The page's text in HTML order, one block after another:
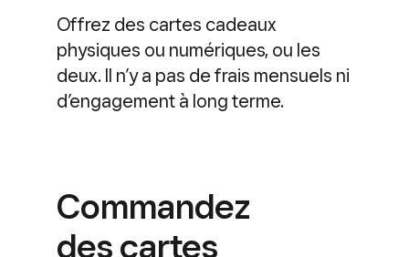
Offrez des cartes cadeaux
physiques ou numériques, ou les
deux. Il n’y a pas de frais mensuels ni
d’engagement à long terme.
Commandez
des cartes